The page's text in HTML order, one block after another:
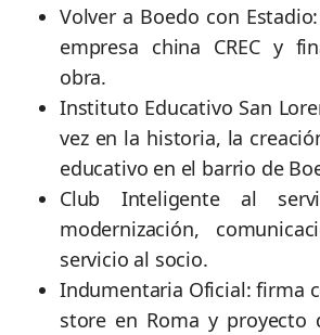
Volver a Boedo con
empresa china CREC y
obra.
Instituto Educativo San
vez en la historia, la
educativo en el barrio de
Club Inteligente al
modernización,
servicio al socio.
Indumentaria Oficial: firma
store en Roma y proyecto